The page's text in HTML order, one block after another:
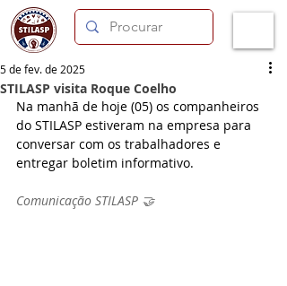
STILASP visita Roque Coelho
5 de fev. de 2025
Na manhã de hoje (05) os companheiros
do STILASP estiveram na empresa para
conversar com os trabalhadores e
entregar boletim informativo.
Comunicação STILASP 🤝